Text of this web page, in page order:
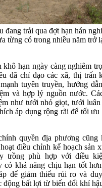
đang trải qua đợt hạn hán
từng có trong nhiều năm trở
khô hạn ngày càng nghiêm
đã chỉ đạo các xã, thị trấn
tuyên truyền, hướng
và hợp lý nguồn nước.
như tưới nhỏ giọt, tưới luân
áp dụng rộng rãi để tối
quyền địa phương cũng
điều chỉnh kế hoạch sản
trồng phù hợp với điều
có khả năng chịu hạn tốt
để giảm thiểu rủi ro và
động bất lợi từ biến đổi khí